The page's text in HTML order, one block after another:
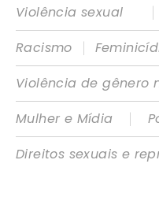
Violência sexual
|
Racismo
|
Violência de gênero
Mulher e Mídia
|
Direitos sexuais e